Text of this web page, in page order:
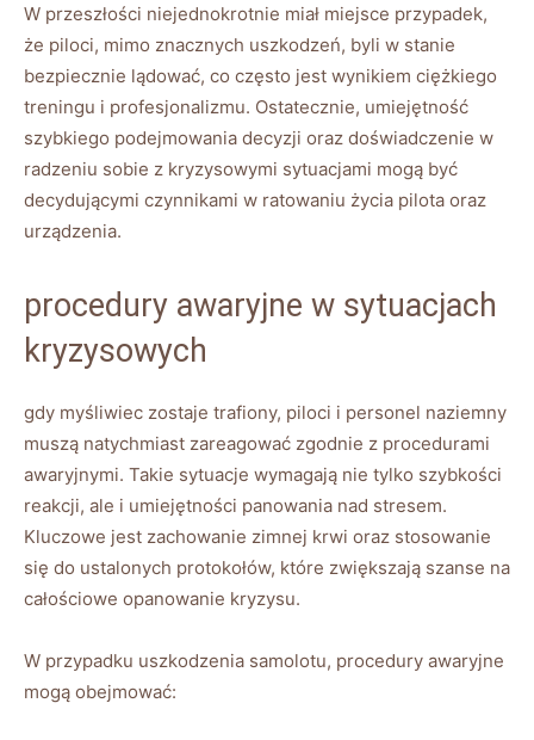
W przeszłości niejednokrotnie miał miejsce przypadek,
że piloci, mimo znacznych uszkodzeń, byli w stanie
bezpiecznie lądować, co często jest wynikiem ciężkiego
treningu i profesjonalizmu. Ostatecznie, umiejętność
szybkiego podejmowania decyzji oraz doświadczenie w
radzeniu sobie z kryzysowymi sytuacjami mogą być
decydującymi czynnikami w ratowaniu życia pilota oraz
urządzenia.
procedury awaryjne w sytuacjach
kryzysowych
gdy myśliwiec zostaje trafiony, piloci i personel naziemny
muszą natychmiast zareagować zgodnie z procedurami
awaryjnymi. Takie sytuacje wymagają nie tylko szybkości
reakcji, ale i umiejętności panowania nad stresem.
Kluczowe jest zachowanie zimnej krwi oraz stosowanie
się do ustalonych protokołów, które zwiększają szanse na
całościowe opanowanie kryzysu.
W przypadku uszkodzenia samolotu, procedury awaryjne
mogą obejmować: